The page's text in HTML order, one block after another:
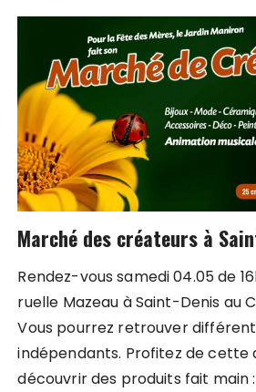
Marché des créateurs à
Rendez-vous samedi 04.05 de
ruelle Mazeau à Saint-Denis au
Vous pourrez retrouver
indépendants. Profitez de cette
découvrir des produits fait main